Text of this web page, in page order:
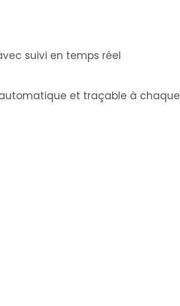
suivi en temps réel
et traçable à chaque